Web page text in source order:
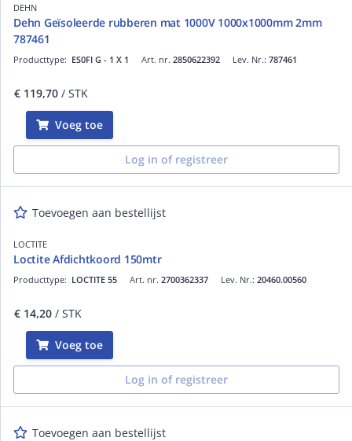
DEHN
Dehn Geïsoleerde rubberen mat 1000V 1000x1000mm 2mm
787461
Art. nr. 2850622392
Producttype: ES0FI G - 1 X 1 Lev. Nr.: 787461
€ 119,70 / STK
Voeg toe
Log in of registreer
Toevoegen aan bestellijst
LOCTITE
Loctite Afdichtkoord 150mtr
Art. nr. 2700362337
Producttype: LOCTITE 55 Lev. Nr.: 20460.00560
€ 14,20 / STK
Voeg toe
Log in of registreer
Toevoegen aan bestellijst